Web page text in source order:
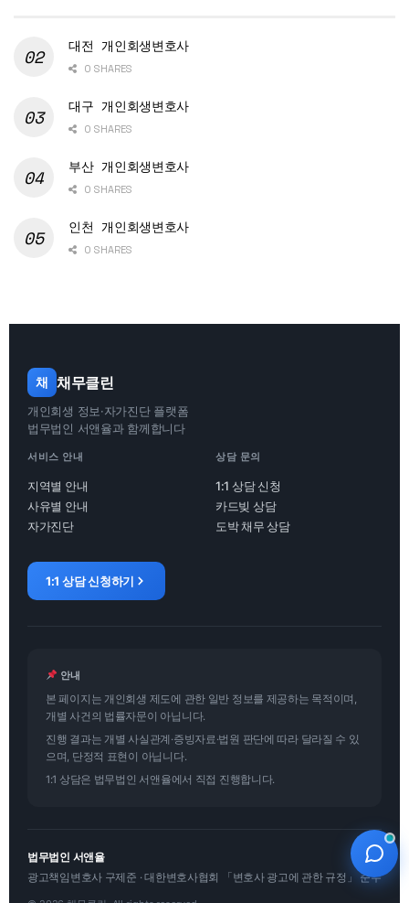
대전 개인회생변호사
0 SHARES
대구 개인회생변호사
0 SHARES
부산 개인회생변호사
0 SHARES
인천 개인회생변호사
0 SHARES
채 채무클린
개인회생 정보·자가진단 플랫폼
법무법인 서앤율과 함께합니다
서비스 안내
지역별 안내
사유별 안내
자가진단
상담 문의
1:1 상담 신청
카드빚 상담
도박 채무 상담
1:1 상담 신청하기
안내
본 페이지는 개인회생 제도에 관한 일반 정보를 제공하는 목적이며,
개별 사건의 법률자문이 아닙니다.
진행 결과는 개별 사실관계·증빙자료·법원 판단에 따라 달라질 수 있
으며, 단정적 표현이 아닙니다.
1:1 상담은 법무법인 서앤율에서 직접 진행합니다.
법무법인 서앤율
광고책임변호사 구제준 · 대한변호사협회 「변호사 광고에 관한 규정」 준수